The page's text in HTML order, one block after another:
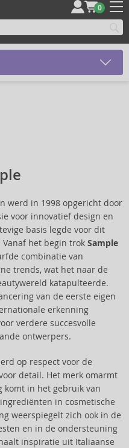
0
werd in 1998 opgericht door
voor innovatief design en
basis legde voor dit
het begin trok Sample
combinatie van
trends, wat het naar de
katapulteerde.
van de eerste eigen
erkenning
verdere succesvolle
ontwerpers.
op respect voor de
detail. Het merk omarmt
komt in het gebruik van
in cosmetische
weerspiegelt zich ook in de
en in de ondersteuning
inspiratie uit Italiaanse